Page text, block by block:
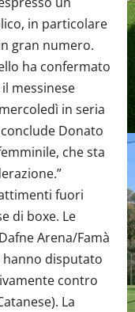
in particolare
gran numero.
ha confermato
messinese
in seria
Donato
che sta
fuori
di boxe. Le
Arena/Famà
hanno disputato
contro
La